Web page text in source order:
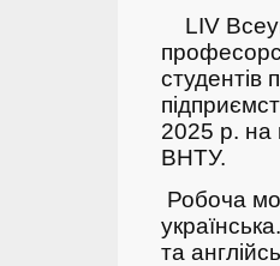
LIV
студентів
2025 р. на
ВНТУ.
Робоча
та